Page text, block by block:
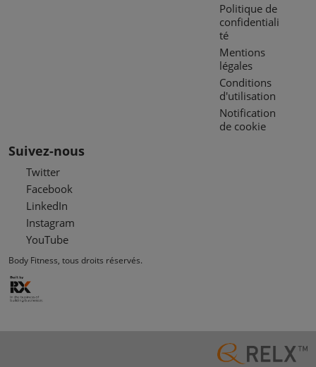
Politique de
confidentiali
té
Mentions
légales
Conditions
d'utilisation
Notification
de cookie
Suivez-nous
Twitter
Facebook
LinkedIn
Instagram
YouTube
Body Fitness, tous droits réservés.